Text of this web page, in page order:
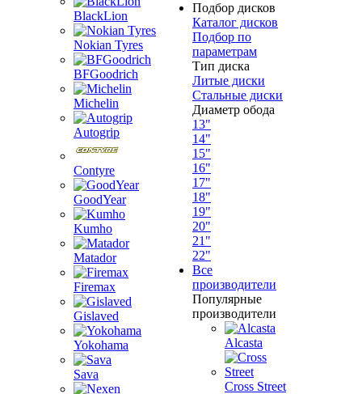
BlackLion
Nokian Tyres
BFGoodrich
Michelin
Autogrip
Contyre
GoodYear
Kumho
Matador
Firemax
Gislaved
Yokohama
Sava
Подбор дисков
Каталог дисков
Подбор по
параметрам
Тип диска
Литые диски
Стальные диски
Диаметр обода
13"
14"
15"
16"
17"
18"
19"
20"
21"
22"
Все
производители
Популярные
производители
Alcasta
Cross Street